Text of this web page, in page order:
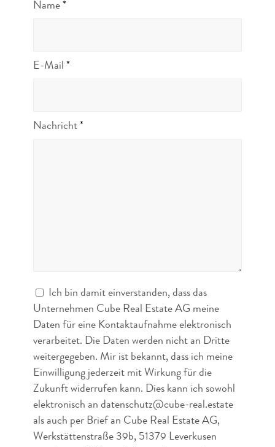
Name *
E-Mail *
Nachricht *
Ich bin damit einverstanden, dass das
Unternehmen Cube Real Estate AG meine
Daten für eine Kontaktaufnahme elektronisch
verarbeitet. Die Daten werden nicht an Dritte
weitergegeben. Mir ist bekannt, dass ich meine
Einwilligung jederzeit mit Wirkung für die
Zukunft widerrufen kann. Dies kann ich sowohl
elektronisch an datenschutz@cube-real.estate
als auch per Brief an Cube Real Estate AG,
Werkstättenstraße 39b, 51379 Leverkusen